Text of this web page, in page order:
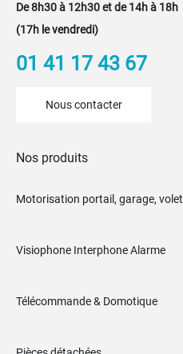
De 8h30 à 12h30 et de 14h à 18h
(17h le vendredi)
01 41 17 43 67
Nous contacter
Nos produits
Motorisation portail, garage, volet
Visiophone Interphone Alarme
Télécommande & Domotique